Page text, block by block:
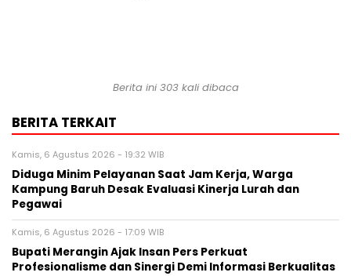
Berita ini 303kali dibaca
BERITA TERKAIT
Kamis, 6 Agustus 2026 - 19:32 WIB
Diduga Minim Pelayanan Saat Jam Kerja, Warga
Kampung Baruh Desak Evaluasi Kinerja Lurah dan
Pegawai
Kamis, 6 Agustus 2026 - 17:09 WIB
Bupati Merangin Ajak Insan Pers Perkuat
Profesionalisme dan Sinergi Demi Informasi Berkualitas